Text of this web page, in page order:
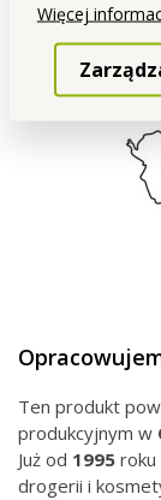
Więcej
Ten produkt
produkcyjnym w
Już od 1995
drogerii i